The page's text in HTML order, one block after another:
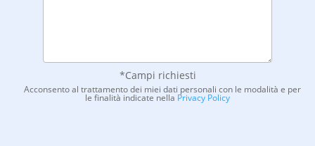
*Campi richiesti
Acconsento al trattamento dei miei dati personali con le modalità e per
le finalità indicate nella Privacy Policy